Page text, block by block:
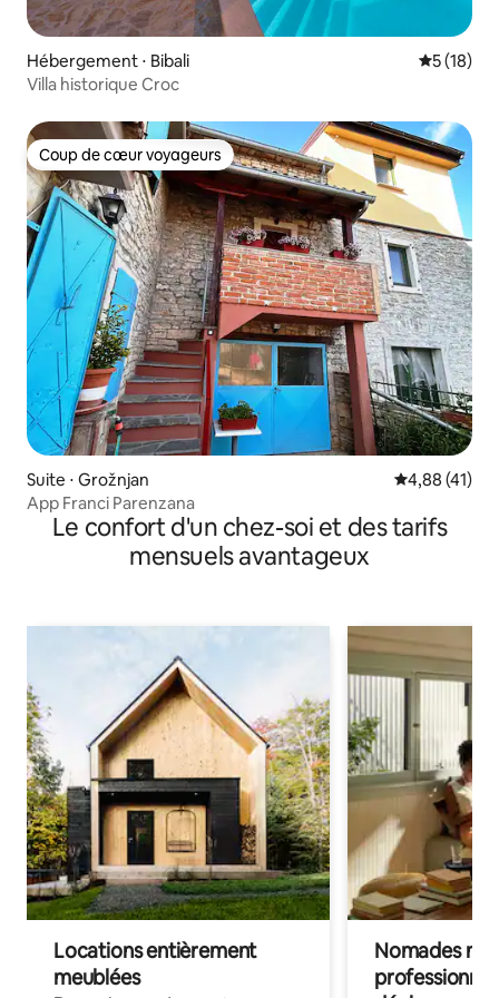
Hébergement ⋅ Bibali
5 (18)
Villa historique Croc
Coup de cœur voyageurs
Coup de cœur voyageurs
Suite ⋅ Grožnjan Évaluation
4,88 (41)
App Franci Parenzana
Le confort d'un chez-soi et des tarifs
mensuels avantageux
Locations entièrement
meublées
Nomades